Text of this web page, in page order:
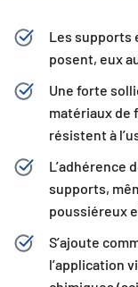
Les supports
posent, eux
Une forte
matériaux de
résistent à
L’adhérence
supports,
poussiéreux
S’ajoute
l’application